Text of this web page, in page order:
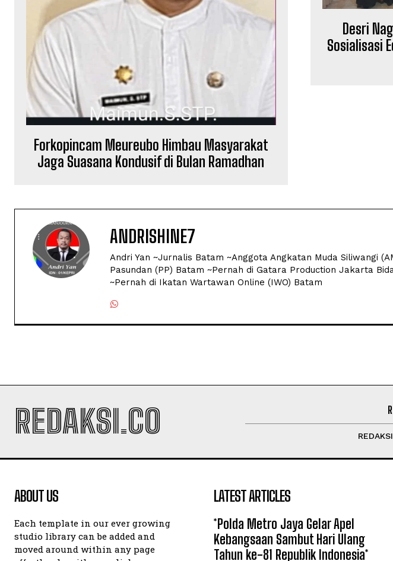
Forkopincam Meureubo Himbau Masyarakat
Jaga Suasana Kondusif di Bulan Ramadhan
Desri
Sosialisasi
ANDRISHINE7
Andri Yan ~Jurnalis Batam ~Anggota Angkatan Muda Siliwangi
Pasundan (PP) Batam ~Pernah di Gatara Production Jakarta
~Pernah di Ikatan Wartawan Online (IWO) Batam
REDAKSI.CO REDAKSI
ABOUT US
Each template in our ever growing
studio library can be added and
moved around within any page
LATEST ARTICLES
*Polda Metro Jaya Gelar Apel
Kebangsaan Sambut Hari Ulang
Tahun ke-81 Republik Indonesia*